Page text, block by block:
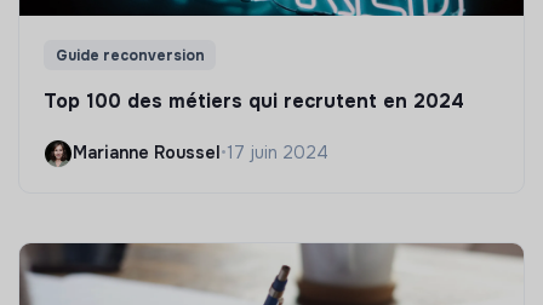
Guide reconversion
Top 100 des métiers qui recrutent en 2024
Marianne Roussel •17 juin 2024